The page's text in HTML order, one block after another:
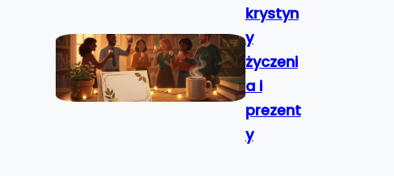
krystyn
y
życzeni
a i
prezent
y